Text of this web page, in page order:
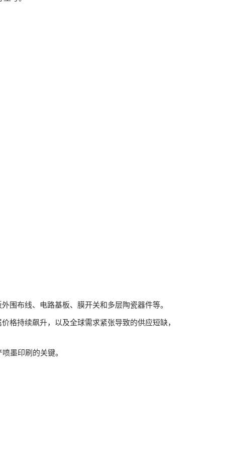
围布线、电路基板、膜开关和多层陶瓷器件等。
持续飙升，以及全球需求紧张导致的供应短缺，
墨印刷的关键。